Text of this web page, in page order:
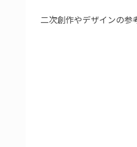
二次創作やデザインの参